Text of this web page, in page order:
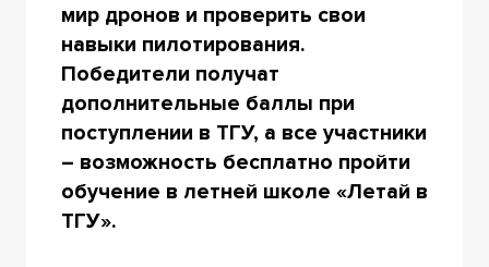
мир дронов и проверить свои
навыки пилотирования.
Победители получат
дополнительные баллы при
поступлении в ТГУ, а все участники
– возможность бесплатно пройти
обучение в летней школе «Летай в
ТГУ».